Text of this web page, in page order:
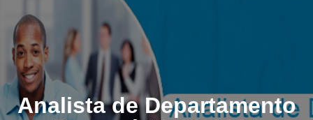
Analista de Departamento